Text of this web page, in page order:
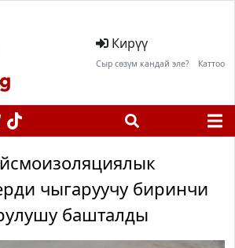
Кирүү
Сыр сөзүм кандай эле? Каттоо
чыгаруучу биринчи
башталды